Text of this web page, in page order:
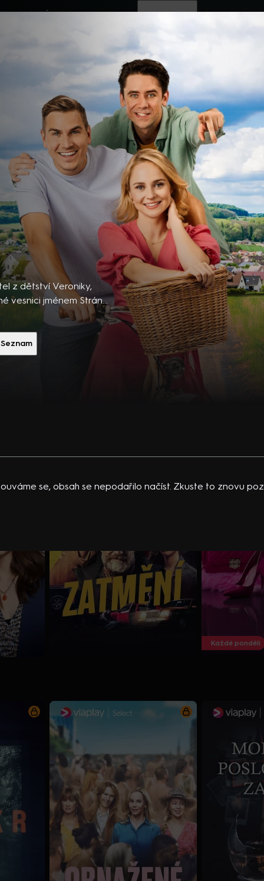
Živě TV program Operátoři
z dětství Veroniky,
vesnici jménem Stráně.
životy, přátelství jim
kterou se rozhodli
J. Komínek, P.
Řandová, I. Korolová,
Seznam
se, obsah se nepodařilo načíst. Zkuste to znovu
K.
Každé pondělí